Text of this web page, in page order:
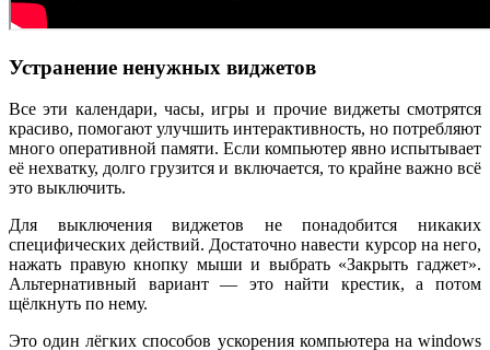
Устранение ненужных виджетов
Все эти календари, часы, игры и прочие виджеты смотрятся
красиво, помогают улучшить интерактивность, но потребляют
много оперативной памяти. Если компьютер явно испытывает
её нехватку, долго грузится и включается, то крайне важно всё
это выключить.
Для выключения виджетов не понадобится никаких
специфических действий. Достаточно навести курсор на него,
нажать правую кнопку мыши и выбрать «Закрыть гаджет».
Альтернативный вариант — это найти крестик, а потом
щёлкнуть по нему.
Это один лёгких способов ускорения компьютера на windows